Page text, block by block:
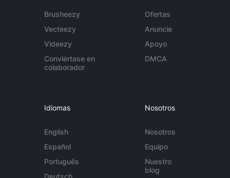
Brusheezy
Vecteezy
Videezy
Conviértase en
colaborador
Ofertas
Anuncie
Apoyo
DMCA
Idiomas
English
Español
Português
Deutsch
Nosotros
Nosotros
Equipo
Nuestro
blog